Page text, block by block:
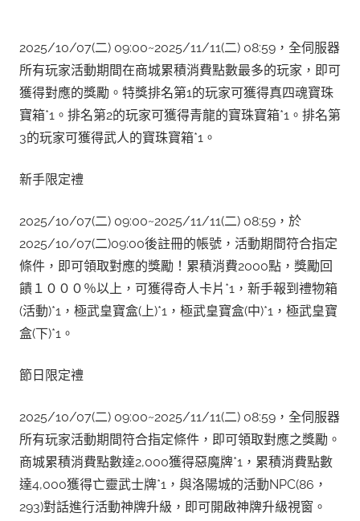
2025/10/07(二) 09:00~2025/11/11(二) 08:59，全伺服器
所有玩家活動期間在商城累積消費點數最多的玩家，即可
獲得對應的獎勵。特獎排名第1的玩家可獲得真四魂寶珠
寶箱*1。排名第2的玩家可獲得青龍的寶珠寶箱*1。排名第
3的玩家可獲得武人的寶珠寶箱*1。
新手限定禮
2025/10/07(二) 09:00~2025/11/11(二) 08:59，於
2025/10/07(二)09:00後註冊的帳號，活動期間符合指定
條件，即可領取對應的獎勵！累積消費2000點，獎勵回
饋１０００％以上，可獲得奇人卡片*1，新手報到禮物箱
(活動)*1，極武皇寶盒(上)*1，極武皇寶盒(中)*1，極武皇寶
盒(下)*1。
節日限定禮
2025/10/07(二) 09:00~2025/11/11(二) 08:59，全伺服器
所有玩家活動期間符合指定條件，即可領取對應之獎勵。
商城累積消費點數達2,000獲得惡魔牌*1，累積消費點數
達4,000獲得亡靈武士牌*1，與洛陽城的活動NPC(86，
293)對話進行活動神牌升級，即可開啟神牌升級視窗。